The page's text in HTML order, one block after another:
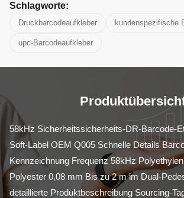
Schlagworte:
Druckbarcodeaufkleber kundenspezifische
upc-Barcodeaufkleber
58kHz Sicherheitssicherheits-DR-Barcode-
Soft-Label OEM Q005 Schnelle Details
Kennzeichnung Frequenz 58kHz
Polyester 0,08 mm Bis zu 2 m im Dual-
detaillierte Produktbeschreibung Sourcing-